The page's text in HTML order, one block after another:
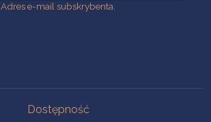
Adres e-mail subskrybenta.
Dostępność